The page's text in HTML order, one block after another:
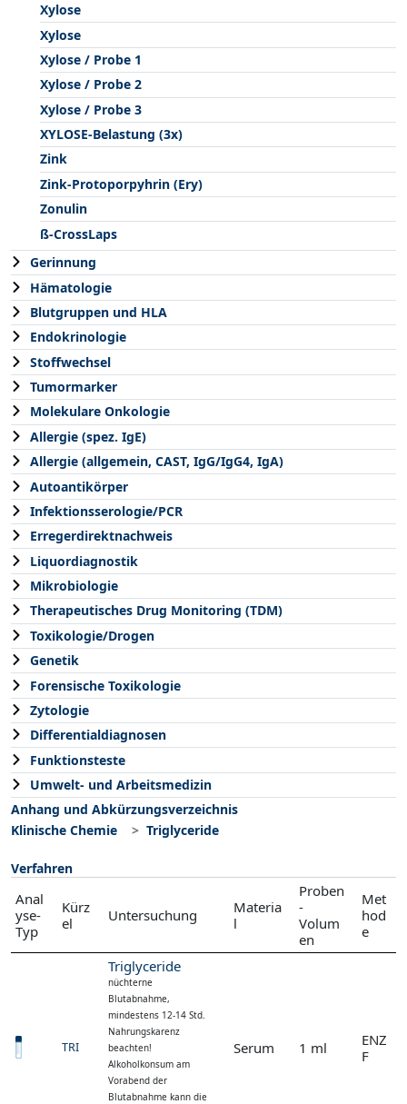
Xylose
Xylose
Xylose / Probe 1
Xylose / Probe 2
Xylose / Probe 3
XYLOSE-Belastung (3x)
Zink
Zink-Protoporpyhrin (Ery)
Zonulin
ß-CrossLaps
Gerinnung
Hämatologie
Blutgruppen und HLA
Endokrinologie
Stoffwechsel
Tumormarker
Molekulare Onkologie
Allergie (spez. IgE)
Allergie (allgemein, CAST, IgG/IgG4, IgA)
Autoantikörper
Infektionsserologie/PCR
Erregerdirektnachweis
Liquordiagnostik
Mikrobiologie
Therapeutisches Drug Monitoring (TDM)
Toxikologie/Drogen
Genetik
Forensische Toxikologie
Zytologie
Differentialdiagnosen
Funktionsteste
Umwelt- und Arbeitsmedizin
Anhang und Abkürzungsverzeichnis
Klinische Chemie
Triglyceride
Verfahren
Anal
yse-
Typ
Kürz
el
Untersuchung
Materia
l
Proben
-
Volum
en
Met
hod
e
TRI
Triglyceride
nüchterne
Blutabnahme,
mindestens 12-14 Std.
Nahrungskarenz
beachten!
Alkoholkonsum am
Vorabend der
Blutabnahme kann die
Serum 1 ml
ENZ
F